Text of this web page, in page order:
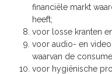
financiële markt
heeft;
voor losse kranten
voor audio- en
waarvan de
voor hygiënische